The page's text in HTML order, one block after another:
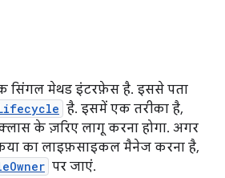
सिंगल मेथड इंटरफ़ेस है. इससे पता
है. इसमें एक तरीका है,
के ज़रिए लागू करना होगा. अगर
का लाइफ़साइकल मैनेज करना है,
पर जाएं.